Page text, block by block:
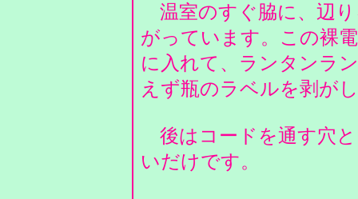
温室のすぐ脇に、辺
がっています。この裸
に入れて、ランタンラ
えず瓶のラベルを剥が
後はコードを通す穴
いだけです。